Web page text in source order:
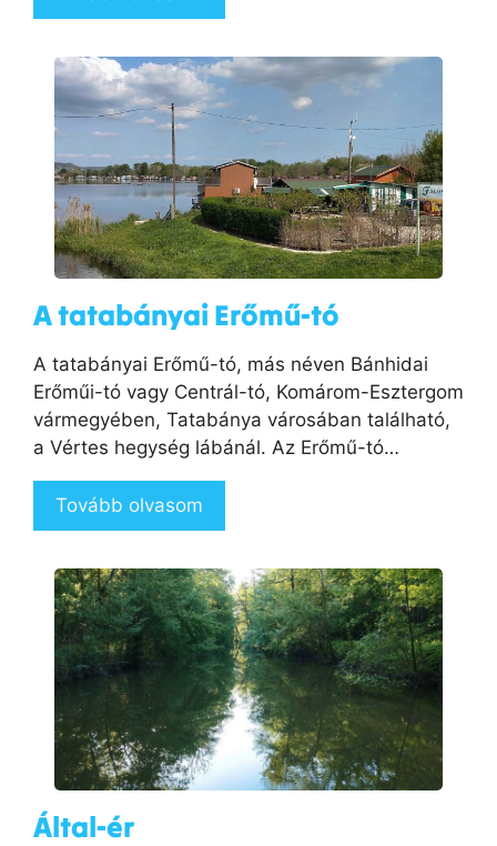
A tatabányai Erőmű-tó
A tatabányai Erőmű-tó, más néven Bánhidai
Erőműi-tó vagy Centrál-tó, Komárom-Esztergom
vármegyében, Tatabánya városában található,
a Vértes hegység lábánál. Az Erőmű-tó…
Tovább olvasom
Által-ér